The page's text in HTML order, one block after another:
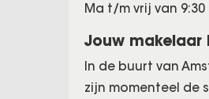
Ma t/m vrij van 9:30
Jouw makelaar
In de buurt van
zijn momenteel de